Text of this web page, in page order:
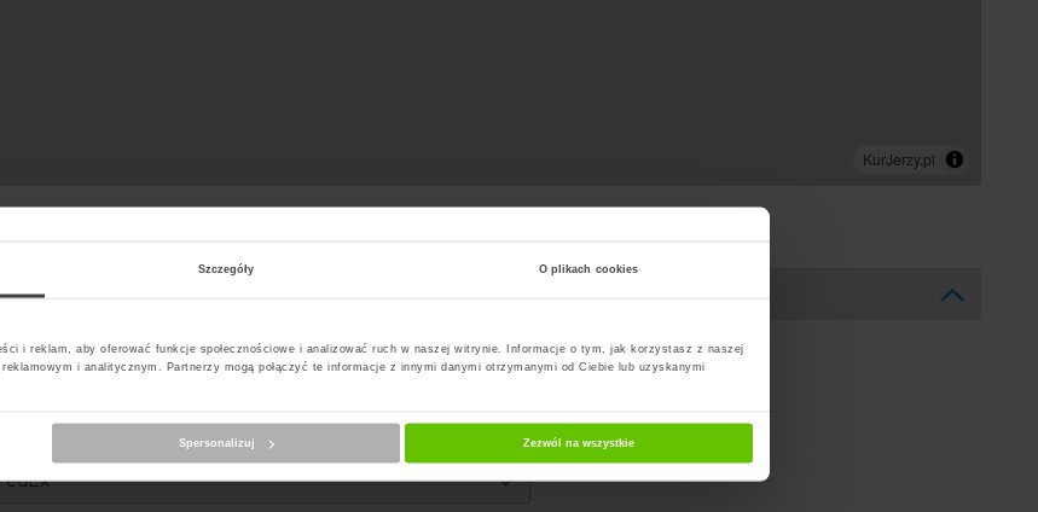
Szczegóły O plikach cookies
i reklam, aby oferować funkcje społecznościowe i analizować ruch w naszej witrynie. Informacje o tym, jak korzystasz z naszej
i analitycznym. Partnerzy mogą połączyć te informacje z innymi danymi otrzymanymi od Ciebie lub uzyskanymi
Spersonalizuj Zezwól na wszystkie